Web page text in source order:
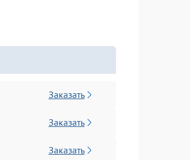
Заказать
Заказать
Заказать